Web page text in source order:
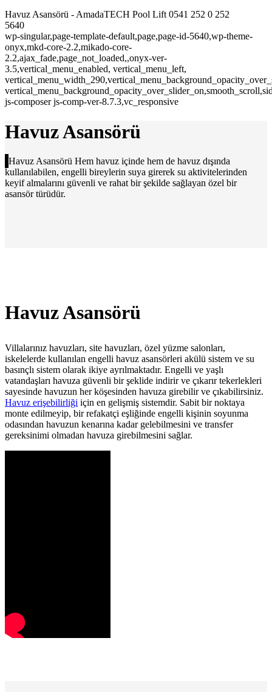
Havuz Asansörü - AmadaTECH Pool Lift 0541 252 0 252
5640
wp-singular,page-template-default,page,page-id-5640,wp-theme-
onyx,mkd-core-2.2,mikado-core-
2.2,ajax_fade,page_not_loaded,,onyx-ver-
3.5,vertical_menu_enabled, vertical_menu_left,
js-composer js-comp-ver-8.7.3,vc_responsive
Havuz Asansörü
Havuz Asansörü Hem havuz içinde hem de havuz dışında
kullanılabilen, engelli bireylerin suya girerek su aktivitelerinden
keyif almalarını güvenli ve rahat bir şekilde sağlayan özel bir
asansör türüdür.
Havuz Asansörü
Villalarınız havuzları, site havuzları, özel yüzme salonları,
iskelelerde kullanılan engelli havuz asansörleri akülü sistem ve su
basınçlı sistem olarak ikiye ayrılmaktadır. Engelli ve yaşlı
vatandaşları havuza güvenli bir şeklide indirir ve çıkarır tekerlekleri
sayesinde havuzun her köşesinden havuza girebilir ve çıkabilirsiniz.
Havuz erişebilirliği için en gelişmiş sistemdir. Sabit bir noktaya
monte edilmeyip, bir refakatçi eşliğinde engelli kişinin soyunma
odasından havuzun kenarına kadar gelebilmesini ve transfer
gereksinimi olmadan havuza girebilmesini sağlar.